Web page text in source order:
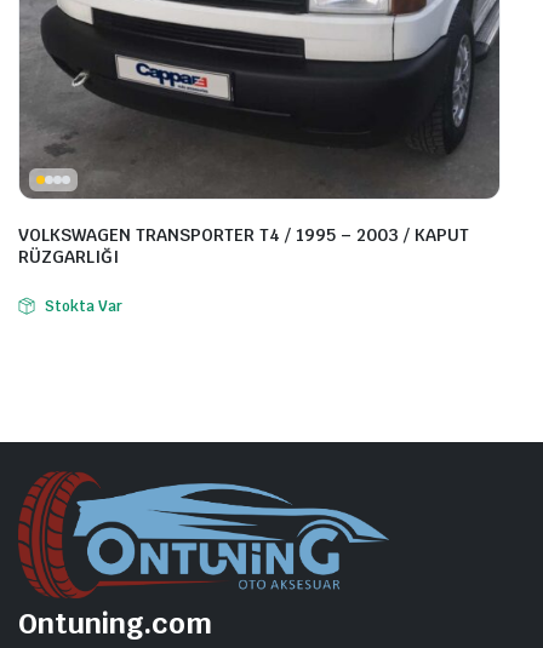
VOLKSWAGEN TRANSPORTER T4 / 1995 – 2003 / KAPUT
RÜZGARLIĞI
Stokta Var
Ontuning.com